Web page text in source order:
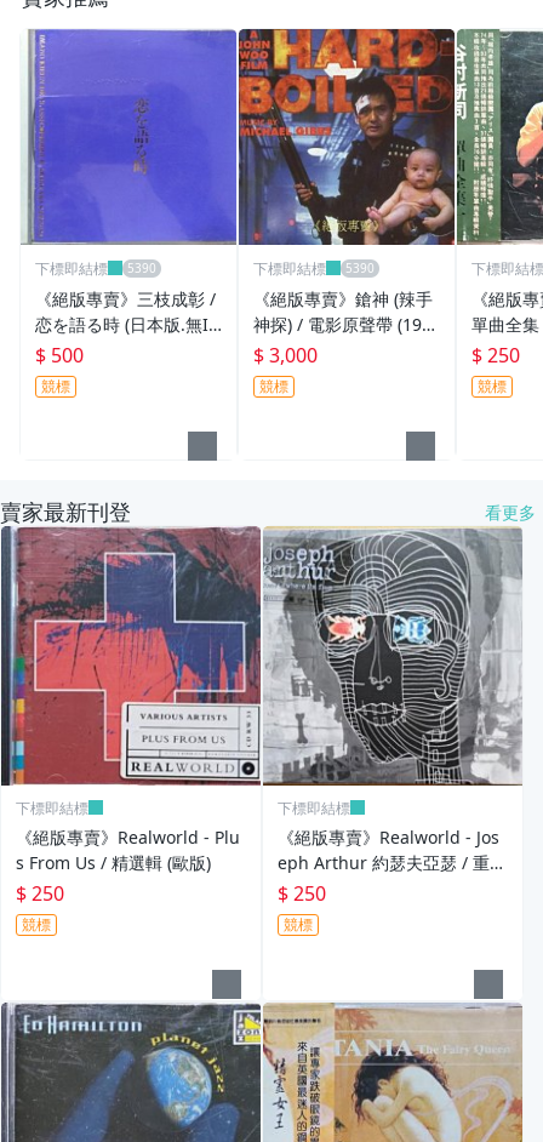
下標即結標
《絕版專賣》三枝成彰 /
恋を語る時 (日本版.無IF
PI)
$ 500
競標
下標即結標
《絕版專賣》鎗神 (辣手
神探) / 電影原聲帶 (199
3 無IFPI)
$ 3,000
競標
下標即結標
《絕版
單曲全
$ 250
競標
賣家最新刊登 看更多
下標即結標
《絕版專賣》Realworld - Plu
s From Us / 精選輯 (歐版)
$ 250
競標
下標即結標
《絕版專賣》Realworld - Jos
eph Arthur 約瑟夫亞瑟 / 重返
故里 (歐版)
$ 250
競標